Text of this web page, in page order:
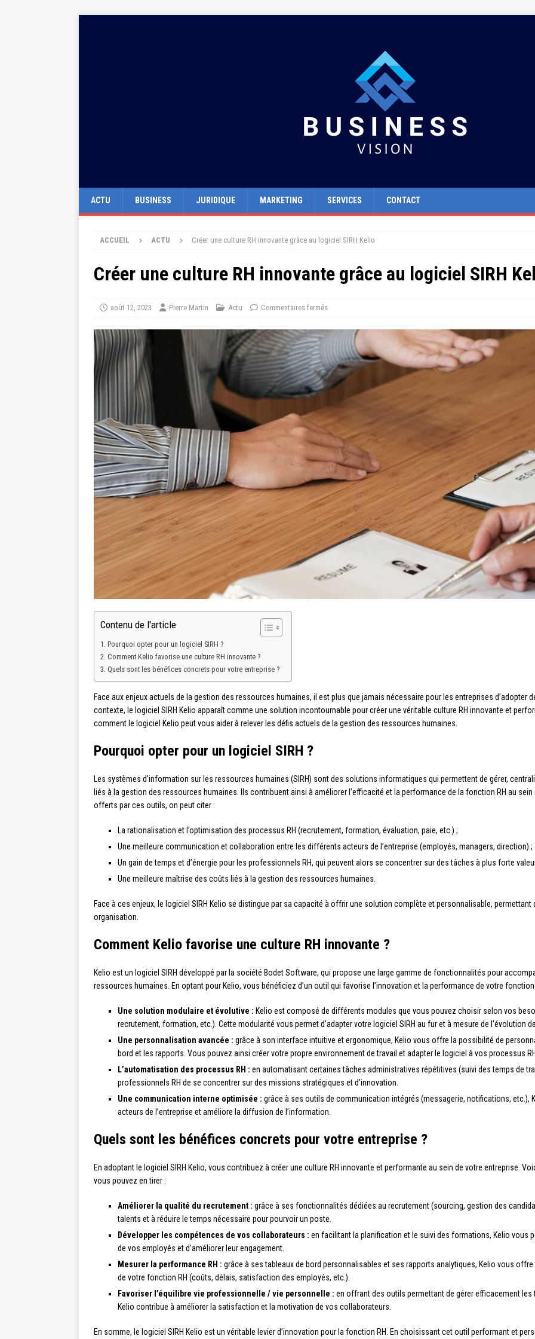
ACTU BUSINESS JURIDIQUE MARKETING SERVICES CONTACT
ACCUEIL ACTU Créer une culture RH innovante grâce au logiciel SIRH Kelio
Créer une culture RH innovante grâce au logiciel SIRH
août 12, 2023 Pierre Martin Actu Commentaires fermés
Contenu de l'article
Pourquoi opter pour un logiciel SIRH ?
Comment Kelio favorise une culture RH innovante ?
Quels sont les bénéfices concrets pour votre entreprise ?
Face aux enjeux actuels de la gestion des ressources humaines, il est plus que jamais nécessaire pour les entreprises d’adopter
contexte, le logiciel SIRH Kelio apparaît comme une solution incontournable pour créer une véritable culture RH innovante et
comment le logiciel Kelio peut vous aider à relever les défis actuels de la gestion des ressources humaines.
Pourquoi opter pour un logiciel SIRH ?
Les systèmes d’information sur les ressources humaines (SIRH) sont des solutions informatiques qui permettent de gérer,
liés à la gestion des ressources humaines. Ils contribuent ainsi à améliorer l’efficacité et la performance de la fonction RH au
offerts par ces outils, on peut citer :
La rationalisation et l’optimisation des processus RH (recrutement, formation, évaluation, paie, etc.) ;
Une meilleure communication et collaboration entre les différents acteurs de l’entreprise (employés, managers, direction) ;
Un gain de temps et d’énergie pour les professionnels RH, qui peuvent alors se concentrer sur des tâches à plus forte
Une meilleure maîtrise des coûts liés à la gestion des ressources humaines.
Face à ces enjeux, le logiciel SIRH Kelio se distingue par sa capacité à offrir une solution complète et personnalisable,
organisation.
Comment Kelio favorise une culture RH innovante ?
Kelio est un logiciel SIRH développé par la société Bodet Software, qui propose une large gamme de fonctionnalités pour
ressources humaines. En optant pour Kelio, vous bénéficiez d’un outil qui favorise l’innovation et la performance de votre fonction
Une solution modulaire et évolutive : Kelio est composé de différents modules que vous pouvez choisir selon vos
recrutement, formation, etc.). Cette modularité vous permet d’adapter votre logiciel SIRH au fur et à mesure de l’évolution
Une personnalisation avancée : grâce à son interface intuitive et ergonomique, Kelio vous offre la possibilité de
bord et les rapports. Vous pouvez ainsi créer votre propre environnement de travail et adapter le logiciel à vos processus
L’automatisation des processus RH : en automatisant certaines tâches administratives répétitives (suivi des temps de
professionnels RH de se concentrer sur des missions stratégiques et d’innovation.
Une communication interne optimisée : grâce à ses outils de communication intégrés (messagerie, notifications,
acteurs de l’entreprise et améliore la diffusion de l’information.
Quels sont les bénéfices concrets pour votre entreprise ?
En adoptant le logiciel SIRH Kelio, vous contribuez à créer une culture RH innovante et performante au sein de votre entreprise.
vous pouvez en tirer :
Améliorer la qualité du recrutement : grâce à ses fonctionnalités dédiées au recrutement (sourcing, gestion des
talents et à réduire le temps nécessaire pour pourvoir un poste.
Développer les compétences de vos collaborateurs : en facilitant la planification et le suivi des formations, Kelio vous
de vos employés et d’améliorer leur engagement.
Mesurer la performance RH : grâce à ses tableaux de bord personnalisables et ses rapports analytiques, Kelio vous
de votre fonction RH (coûts, délais, satisfaction des employés, etc.).
Favoriser l’équilibre vie professionnelle / vie personnelle : en offrant des outils permettant de gérer efficacement les
Kelio contribue à améliorer la satisfaction et la motivation de vos collaborateurs.
En somme, le logiciel SIRH Kelio est un véritable levier d’innovation pour la fonction RH. En choisissant cet outil performant et